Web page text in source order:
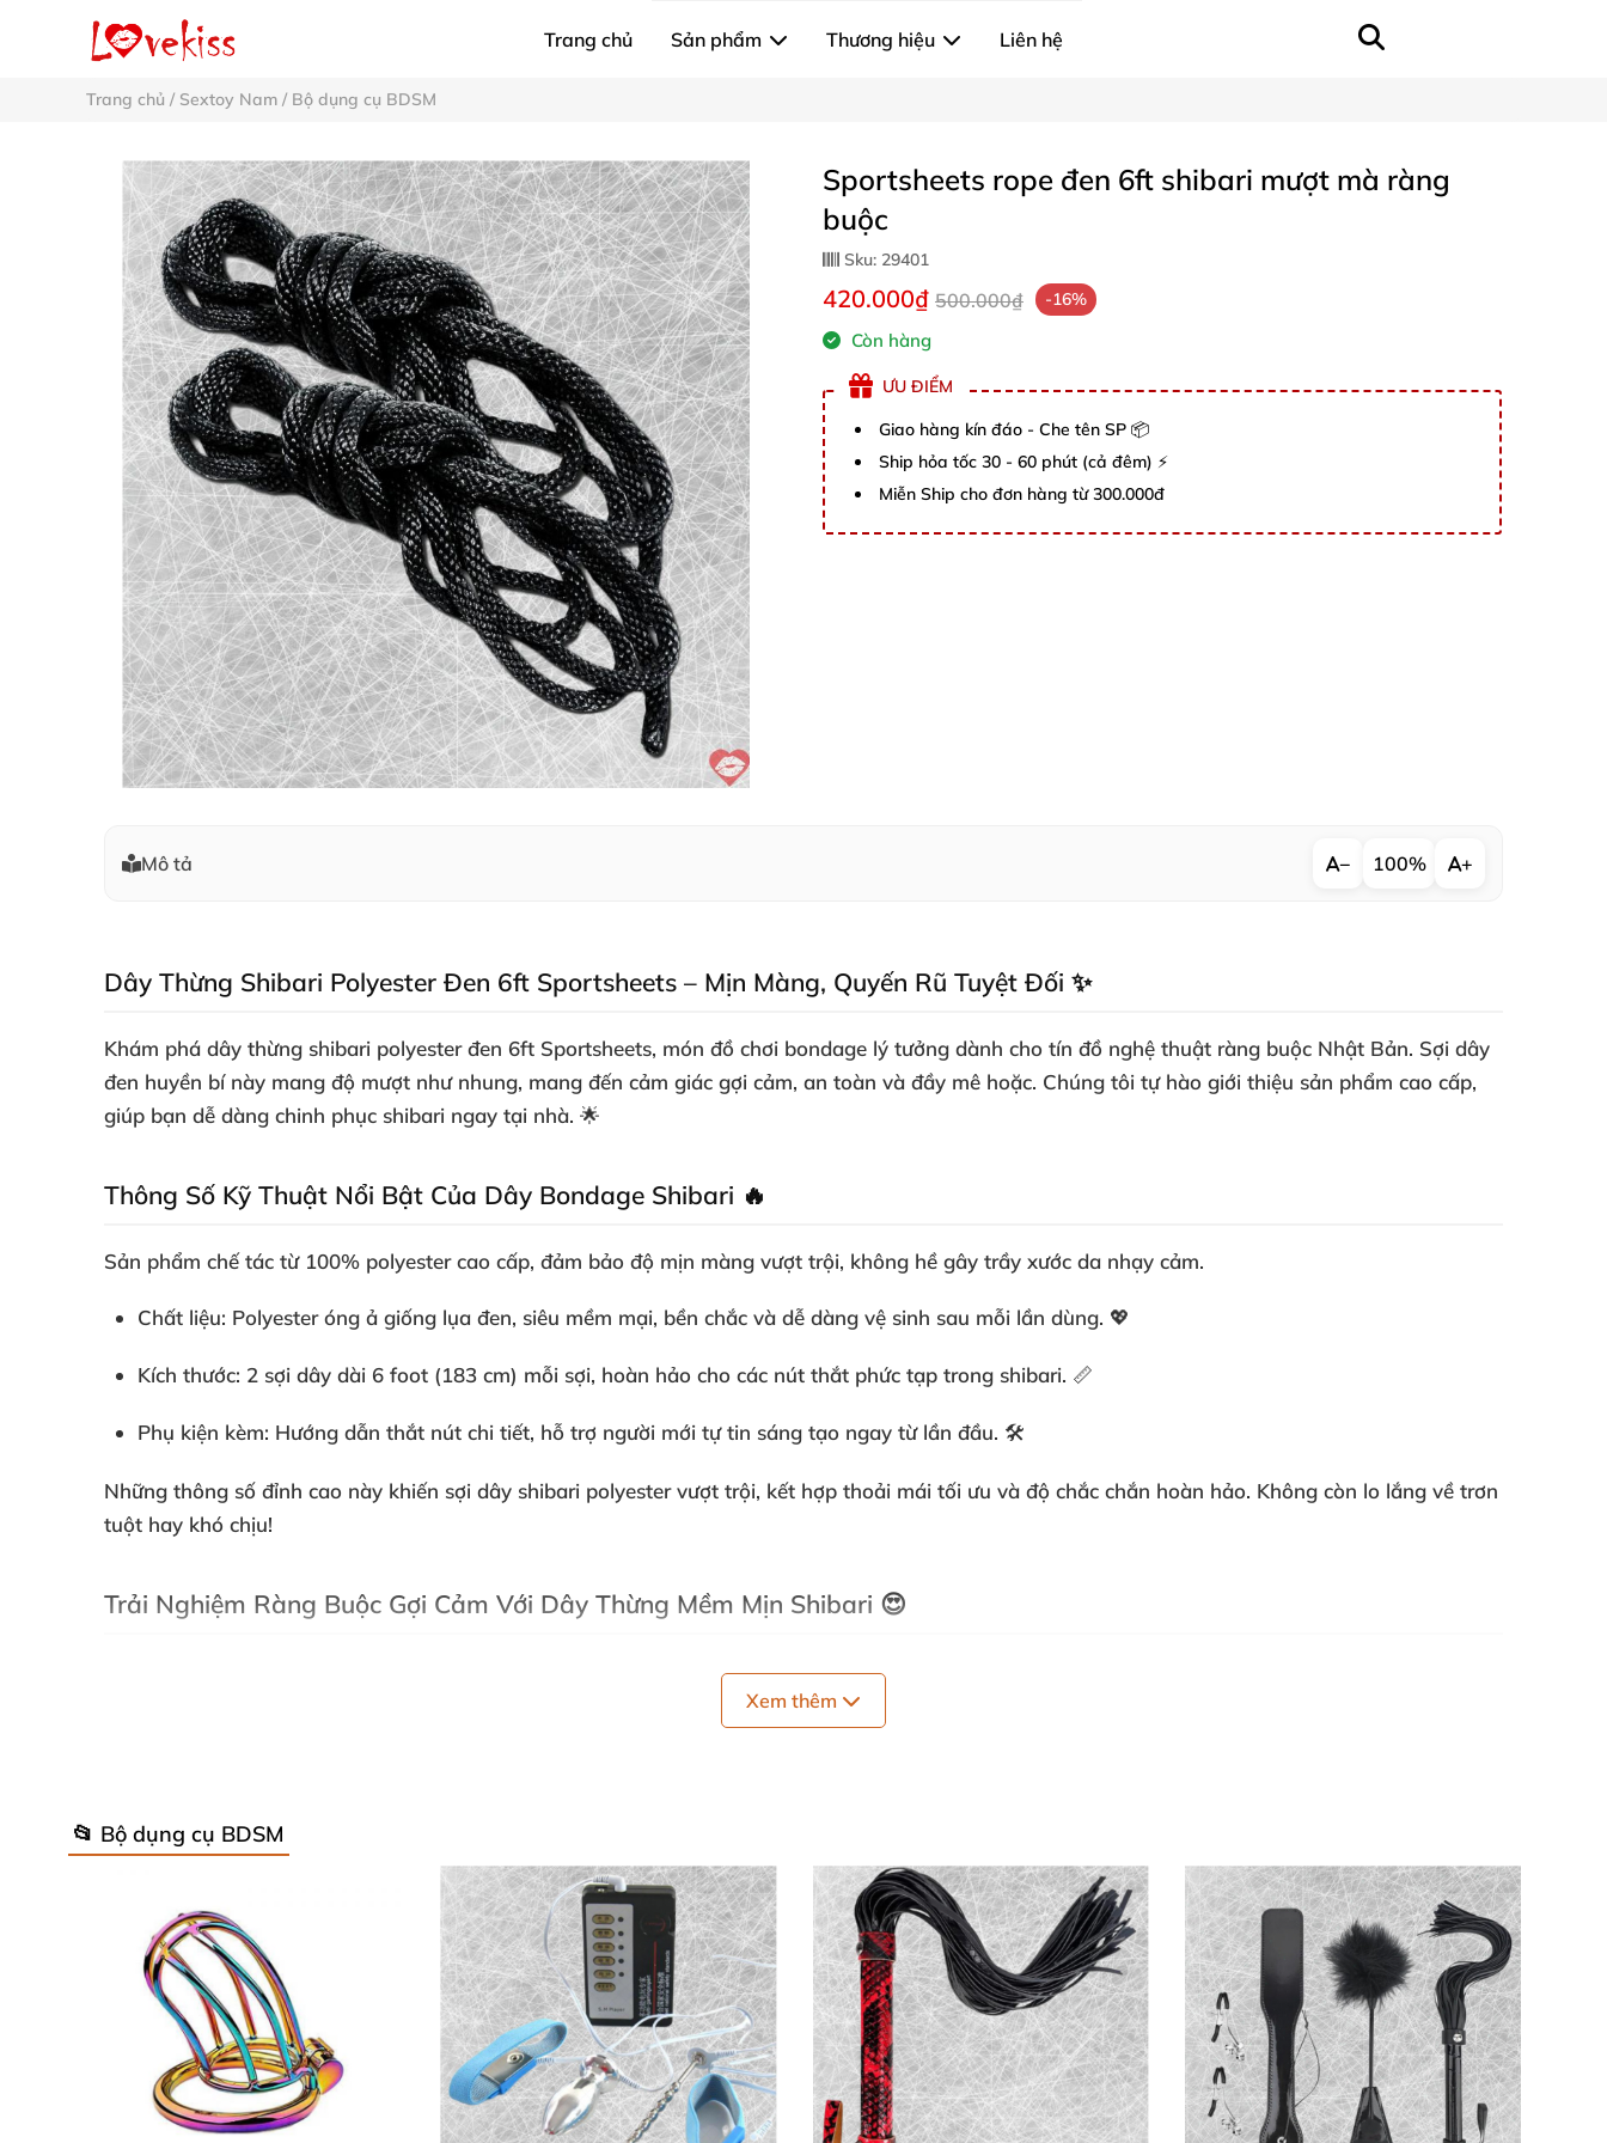
Trang chủ Sản phẩm Thương hiệu Liên hệ
Trang chủ / Sextoy Nam / Bộ dụng cụ BDSM
Sportsheets rope đen 6ft shibari mượt mà ràng
buộc
Sku: 29401
420.000₫ 500.000₫ -16%
Còn hàng
ƯU ĐIỂM
Giao hàng kín đáo - Che tên SP 📦
Ship hỏa tốc 30 - 60 phút (cả đêm) ⚡
Miễn Ship cho đơn hàng từ 300.000đ
Mô tả − 100% +
Dây Thừng Shibari Polyester Đen 6ft Sportsheets – Mịn Màng, Quyến Rũ Tuyệt Đối ✨
Khám phá dây thừng shibari polyester đen 6ft Sportsheets, món đồ chơi bondage lý tưởng dành cho tín đồ nghệ thuật ràng buộc Nhật Bản. Sợi dây
đen huyền bí này mang độ mượt như nhung, mang đến cảm giác gợi cảm, an toàn và đầy mê hoặc. Chúng tôi tự hào giới thiệu sản phẩm cao cấp,
giúp bạn dễ dàng chinh phục shibari ngay tại nhà. 🌟
Thông Số Kỹ Thuật Nổi Bật Của Dây Bondage Shibari 🔥
Sản phẩm chế tác từ 100% polyester cao cấp, đảm bảo độ mịn màng vượt trội, không hề gây trầy xước da nhạy cảm.
Chất liệu: Polyester óng ả giống lụa đen, siêu mềm mại, bền chắc và dễ dàng vệ sinh sau mỗi lần dùng. 💖
Kích thước: 2 sợi dây dài 6 foot (183 cm) mỗi sợi, hoàn hảo cho các nút thắt phức tạp trong shibari. 📏
Phụ kiện kèm: Hướng dẫn thắt nút chi tiết, hỗ trợ người mới tự tin sáng tạo ngay từ lần đầu. 🛠️
Những thông số đỉnh cao này khiến sợi dây shibari polyestervượt trội, kết hợp thoải mái tối ưu và độ chắc chắn hoàn hảo. Không còn lo lắng về trơn
tuột hay khó chịu!
Trải Nghiệm Ràng Buộc Gợi Cảm Với Dây Thừng Mềm Mịn Shibari 😍
Hãy hình dung sợi dây đen mượt lướt nhẹ trên da, vẽ nên những đường nét nghệ thuật đầy khiêu khích.
cho trò chơi bondage mà còn khơi dậy sự gần gũi, tin cậy giữa các cặp đôi. Hướng dẫn kèm theo giúp mọi nút thắt trở nên đơn giản, biến đêm hẹn
tuyệt đối, không hề rát da.
Lý Do Nên Sở Hữu Dây Thừng Bondage Sportsheets Ngay 🌟
An toàn ưu tiên: Polyester dịu nhẹ, không gây kích ứng, dễ tháo khẩn cấp chỉ trong tích tắc.
Thiết kế đẳng cấp: Màu đen quyến rũ, dài chuẩn 183 cm – phù hợp mọi tư thế shibari phức tạp.
Dễ dàng bảo quản: Rửa nước ấm, khô nhanh chóng, luôn sẵn sàng cho lần chơi tiếp theo.
Kết hợp thẩm mỹ tinh tế và chức năng vượt bậc,sợi dây bondage shibari
xứng đáng là "ngôi sao" trong bộ sưu tập đồ chơi người lớn của bạn. Nó
Xem thêm
📂 Bộ dụng cụ BDSM